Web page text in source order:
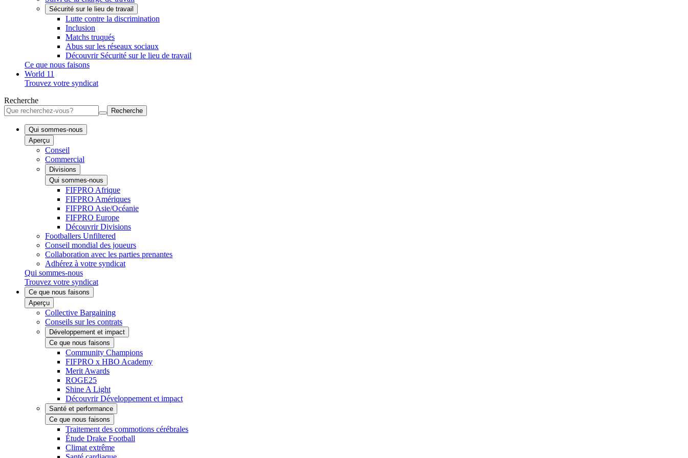
Sécurité sur le lieu de travail
Lutte contre la discrimination
Inclusion
Matchs truqués
Abus sur les réseaux sociaux
Découvrir Sécurité sur le lieu de travail
Ce que nous faisons
World 11
Trouvez votre syndicat
Recherche
Recherche
Qui sommes-nous
Aperçu
Conseil
Commercial
Divisions
Qui sommes-nous
FIFPRO Afrique
FIFPRO Amériques
FIFPRO Asie/Océanie
FIFPRO Europe
Découvrir Divisions
Footballers Unfiltered
Conseil mondial des joueurs
Collaboration avec les parties prenantes
Adhérez à votre syndicat
Qui sommes-nous
Trouvez votre syndicat
Ce que nous faisons
Aperçu
Collective Bargaining
Conseils sur les contrats
Développement et impact
Ce que nous faisons
Community Champions
FIFPRO x HBO Academy
Merit Awards
ROGE25
Shine A Light
Découvrir Développement et impact
Santé et performance
Ce que nous faisons
Traitement des commotions cérébrales
Étude Drake Football
Climat extrême